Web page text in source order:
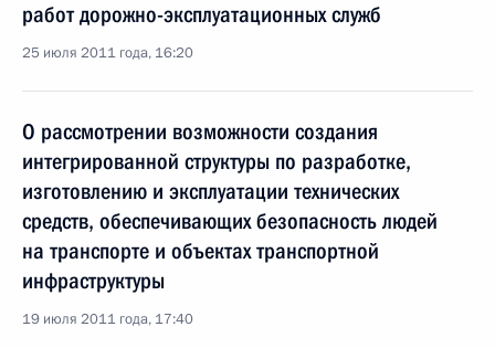
работ дорожно-эксплуатационных служб
25 июля 2011 года, 16:20
О рассмотрении возможности создания
интегрированной структуры по разработке,
изготовлению и эксплуатации технических
средств, обеспечивающих безопасность людей
на транспорте и объектах транспортной
инфраструктуры
19 июля 2011 года, 17:40